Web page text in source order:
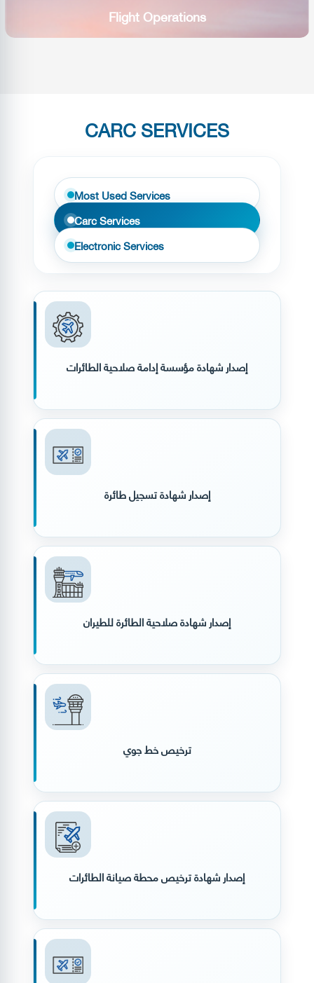
Flight Operations
CARC SERVICES
Most Used Services
Carc Services
Electronic Services
إصدار شهادة مؤسسة إدامة صلاحية الطائرات
إصدار شهادة تسجيل طائرة
إصدار شهادة صلاحية الطائرة للطيران
ترخيص خط جوي
إصدار شهادة ترخيص محطة صيانة الطائرات